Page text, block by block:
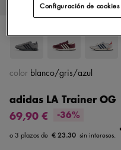
adidas LA Trainer OG
69,90 €
-36%
€ 23.30
color blanco/gris/azul
Configuración de cookies